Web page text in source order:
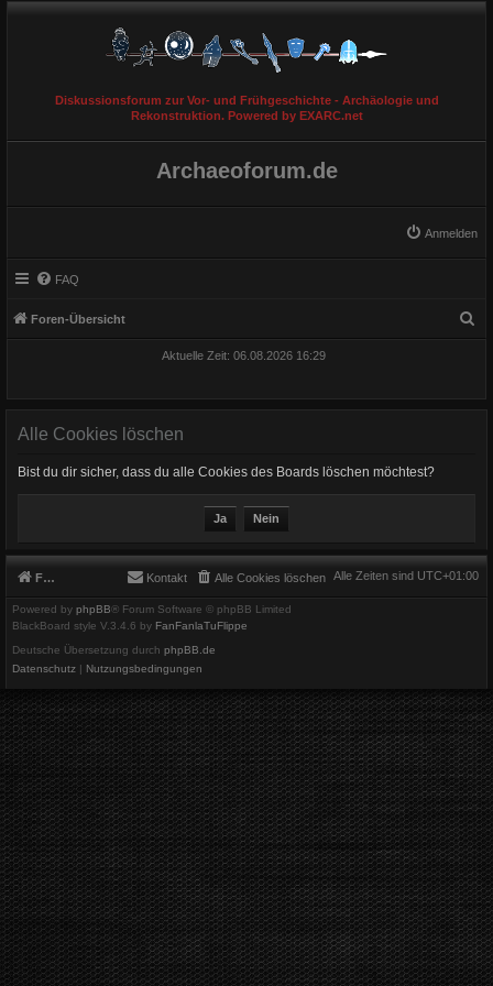
Diskussionsforum zur Vor- und Frühgeschichte - Archäologie und
Rekonstruktion. Powered by EXARC.net
Archaeoforum.de
Anmelden
FAQ
Foren-Übersicht
Aktuelle Zeit: 06.08.2026 16:29
Alle Cookies löschen
Bist du dir sicher, dass du alle Cookies des Boards löschen möchtest?
Foren-Übersicht Alle Zeiten sind UTC+01:00
Alle Cookies löschen
Kontakt
Powered by phpBB® Forum Software © phpBB Limited
BlackBoard style V.3.4.6 by FanFanlaTuFlippe
Deutsche Übersetzung durch phpBB.de
Datenschutz | Nutzungsbedingungen